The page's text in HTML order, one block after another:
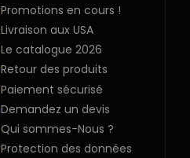
Promotions en cours !
Livraison aux USA
Le catalogue 2026
Retour des produits
Paiement sécurisé
Demandez un devis
Qui sommes-Nous ?
Protection des données